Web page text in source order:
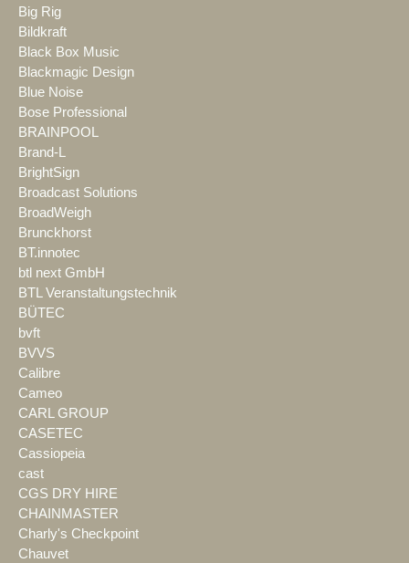
Big Rig
Bildkraft
Black Box Music
Blackmagic Design
Blue Noise
Bose Professional
BRAINPOOL
Brand-L
BrightSign
Broadcast Solutions
BroadWeigh
Brunckhorst
BT.innotec
btl next GmbH
BTL Veranstaltungstechnik
BÜTEC
bvft
BVVS
Calibre
Cameo
CARL GROUP
CASETEC
Cassiopeia
cast
CGS DRY HIRE
CHAINMASTER
Charly's Checkpoint
Chauvet